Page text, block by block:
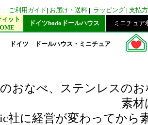
ご利用ガイド| お届け・送料 | ラッピング | 支払
ィット
ドイツbodoドールハウス ミニチュア
ドイツ ドールハウス・ミニチュア
おなべ、ステンレスの
素材
社に経営が変わってから